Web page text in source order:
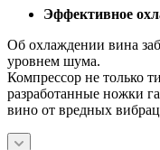
Эффективное
Об охлаждении вина
уровнем шума.
Компрессор не только
разработанные ножки
вино от вредных